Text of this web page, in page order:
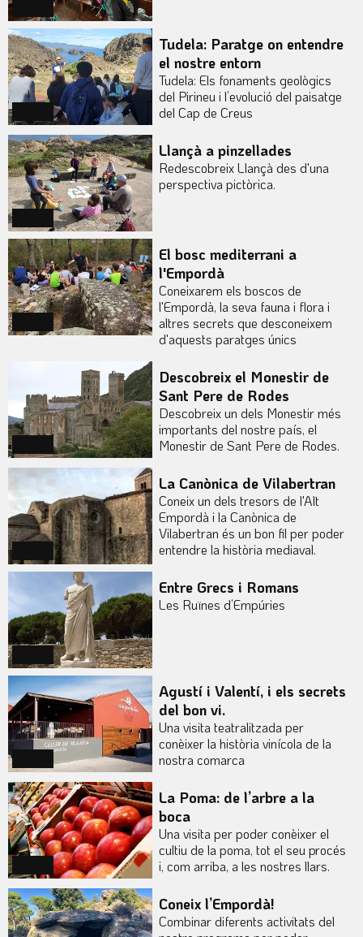
Tudela: Paratge on entendre
el nostre entorn
Tudela: Els fonaments geològics
del Pirineu i l’evolució del paisatge
del Cap de Creus
Llançà a pinzellades
Redescobreix Llançà des d'una
perspectiva pictòrica.
El bosc mediterrani a
l'Empordà
Coneixarem els boscos de
l'Empordà, la seva fauna i flora i
altres secrets que desconeixem
d'aquests paratges únics
Descobreix el Monestir de
Sant Pere de Rodes
Descobreix un dels Monestir més
importants del nostre país, el
Monestir de Sant Pere de Rodes.
La Canònica de Vilabertran
Coneix un dels tresors de l'Alt
Empordà i la Canònica de
Vilabertran és un bon fil per poder
entendre la història mediaval.
Entre Grecs i Romans
Les Ruïnes d’Empúries
Agustí i Valentí, i els secrets
del bon vi.
Una visita teatralitzada per
conèixer la història vinícola de la
nostra comarca
La Poma: de l’arbre a la
boca
Una visita per poder conèixer el
cultiu de la poma, tot el seu procés
i, com arriba, a les nostres llars.
Coneix l’Empordà!
Combinar diferents activitats del